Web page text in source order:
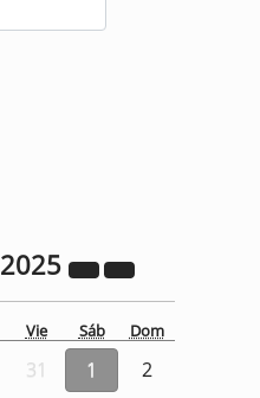
2025
Vie Sáb Dom
31 1
2